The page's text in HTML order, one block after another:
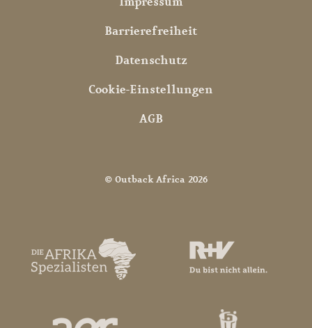
Barrierefreiheit
Datenschutz
Cookie-Einstellungen
AGB
© Outback Africa 2026